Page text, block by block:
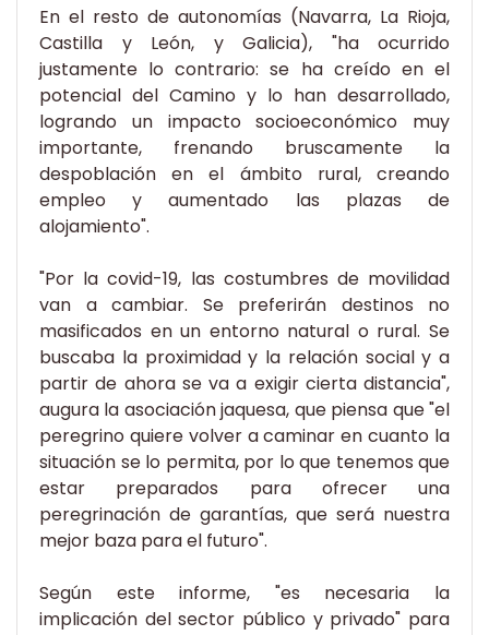
En el resto de autonomías (Navarra, La Rioja,
Castilla y León, y Galicia), "ha ocurrido
justamente lo contrario: se ha creído en el
potencial del Camino y lo han desarrollado,
logrando un impacto socioeconómico muy
importante, frenando bruscamente la
despoblación en el ámbito rural, creando
empleo y aumentado las plazas de
alojamiento".
"Por la covid-19, las costumbres de movilidad
van a cambiar. Se preferirán destinos no
masificados en un entorno natural o rural. Se
buscaba la proximidad y la relación social y a
partir de ahora se va a exigir cierta distancia",
augura la asociación jaquesa, que piensa que "el
peregrino quiere volver a caminar en cuanto la
situación se lo permita, por lo que tenemos que
estar preparados para ofrecer una
peregrinación de garantías, que será nuestra
mejor baza para el futuro".
Según este informe, "es necesaria la
implicación del sector público y privado" para